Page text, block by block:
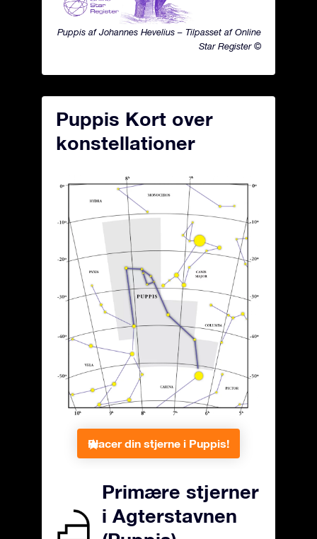
Puppis af Johannes Hevelius – Tilpasset af Online
Star Register ©
Puppis Kort over
konstellationer
Placer din stjerne i Puppis!
Primære stjerner
i Agterstavnen